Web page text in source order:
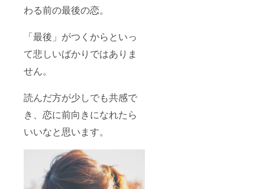
わる前の最後の恋。
「最後」がつくからといっ
て悲しいばかりではありま
せん。
読んだ方が少しでも共感で
き、恋に前向きになれたら
いいなと思います。